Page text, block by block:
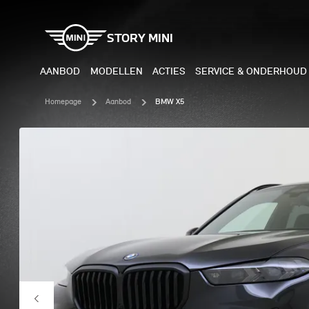
STORY MINI
AANBOD MODELLEN
MINI ACEMAN ELECTRIC
MINI COUNTRYMAN ELECTRIC
JOHN COOPER WORKS
ELECTRIC
MINI
MINI
ACTIES SERVICE & ONDERHOUD
Homepage Aanbod BMW X5